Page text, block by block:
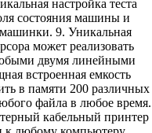
настройка теста
состояния машины и
машинки. 9. Уникальная
может реализовать
двумя линейными
встроенная емкость
в памяти 200 различных
файла в любое время.
кабельный принтер